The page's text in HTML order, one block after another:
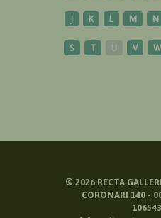
J K L M N
S T U V W
© 2026RECTA
CORONARI 140 -